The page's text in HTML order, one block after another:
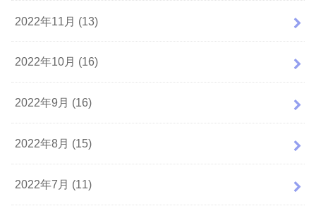
2022年11月 (13)
2022年10月 (16)
2022年9月 (16)
2022年8月 (15)
2022年7月 (11)